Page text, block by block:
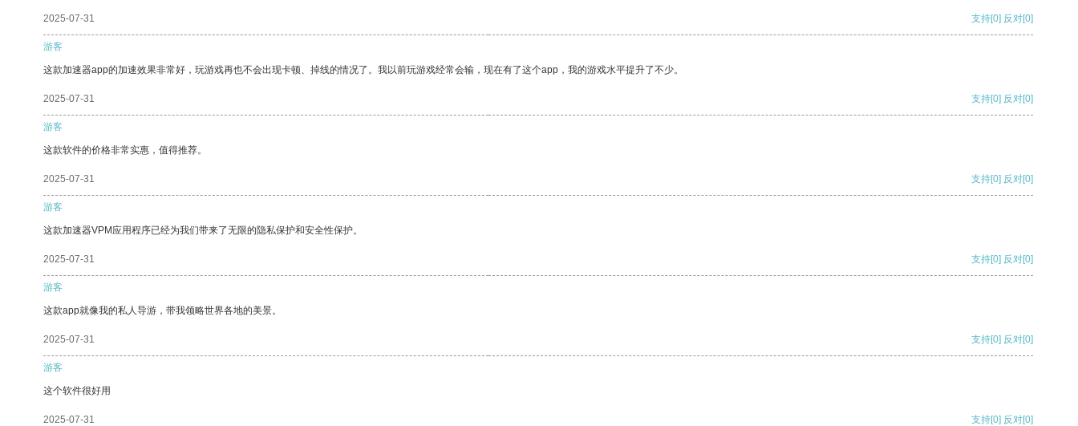
2025-07-31 支持[0] 反对[0]
游客
这款加速器app的加速效果非常好，玩游戏再也不会出现卡顿、掉线的情况了。我以前玩游戏经常会输，现在有了这个app，我的游戏水平提升了不少。
2025-07-31 支持[0] 反对[0]
游客
这款软件的价格非常实惠，值得推荐。
2025-07-31 支持[0] 反对[0]
游客
这款加速器VPM应用程序已经为我们带来了无限的隐私保护和安全性保护。
2025-07-31 支持[0] 反对[0]
游客
这款app就像我的私人导游，带我领略世界各地的美景。
2025-07-31 支持[0] 反对[0]
游客
这个软件很好用
2025-07-31 支持[0] 反对[0]